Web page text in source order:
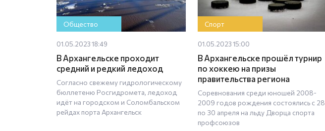
Общество
01.05.2023 18:49
В Архангельске проходит
средний и редкий ледоход
Согласно свежему гидрологическому
бюллетеню Росгидромета, ледоход
идёт на городском и Соломбальском
рейдах порта Архангельск
Спорт
01.05.2023 15:00
В Архангельске прошёл турнир
по хоккею на призы
правительства региона
Соревнования среди юношей 2008-
2009 годов рождения состоялись с 28
по 30 апреля на льду Дворца спорта
профсоюзов